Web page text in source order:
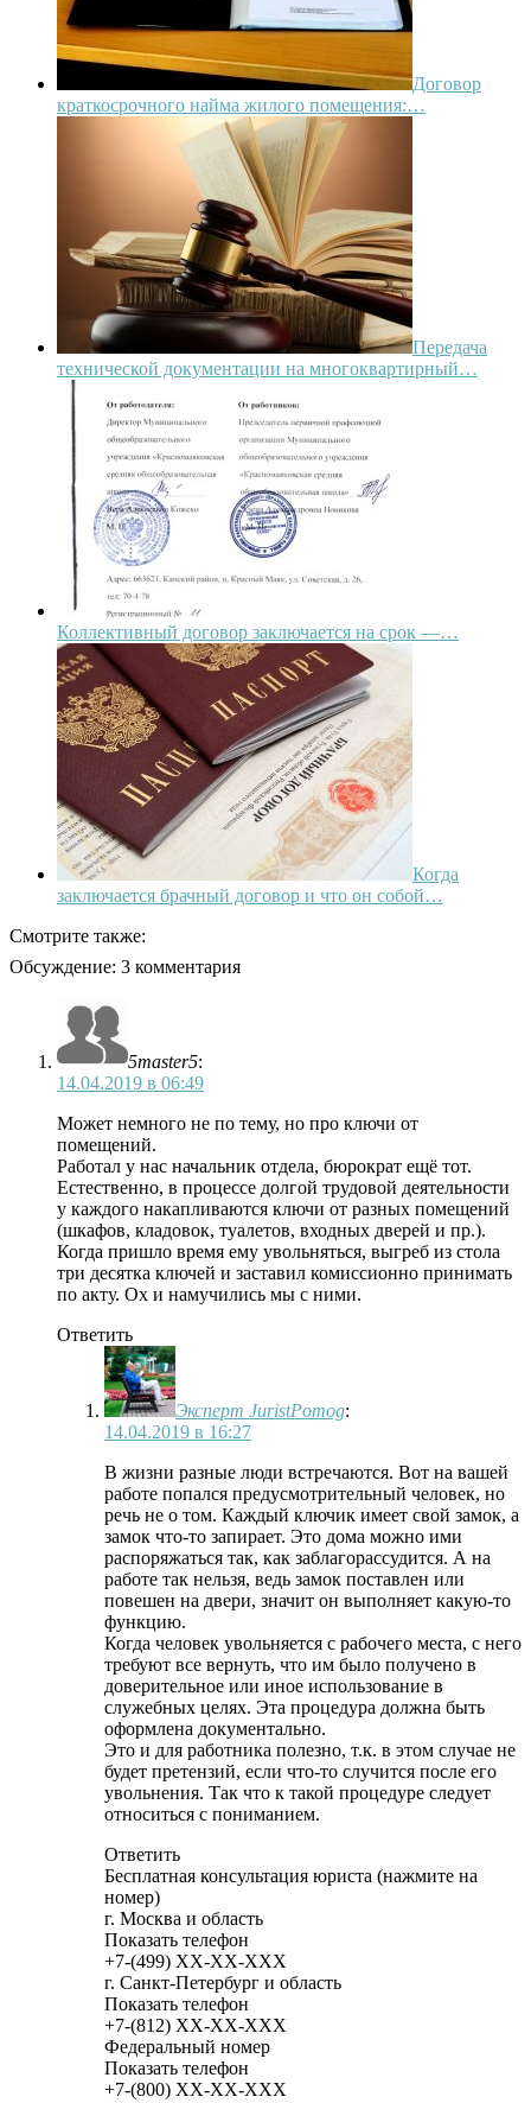
Договор
краткосрочного найма жилого помещения:…
Передача
технической документации на многоквартирный…
Коллективный договор заключается на срок —…
Когда
заключается брачный договор и что он собой…
Смотрите также:
Обсуждение: 3 комментария
5master5:
14.04.2019 в 06:49
Может немного не по тему, но про ключи от
помещений.
Работал у нас начальник отдела, бюрократ ещё тот.
Естественно, в процессе долгой трудовой деятельности
у каждого накапливаются ключи от разных помещений
(шкафов, кладовок, туалетов, входных дверей и пр.).
Когда пришло время ему увольняться, выгреб из стола
три десятка ключей и заставил комиссионно принимать
по акту. Ох и намучились мы с ними.
Ответить
Эксперт JuristPomog:
14.04.2019 в 16:27
В жизни разные люди встречаются. Вот на вашей
работе попался предусмотрительный человек, но
речь не о том. Каждый ключик имеет свой замок, а
замок что-то запирает. Это дома можно ими
распоряжаться так, как заблагорассудится. А на
работе так нельзя, ведь замок поставлен или
повешен на двери, значит он выполняет какую-то
функцию.
Когда человек увольняется с рабочего места, с него
требуют все вернуть, что им было получено в
доверительное или иное использование в
служебных целях. Эта процедура должна быть
оформлена документально.
Это и для работника полезно, т.к. в этом случае не
будет претензий, если что-то случится после его
увольнения. Так что к такой процедуре следует
относиться с пониманием.
Ответить
Бесплатная консультация юриста (нажмите на
номер)
г. Москва и область
Показать телефон
+7-(499) XX-XX-XXX
г. Санкт-Петербург и область
Показать телефон
+7-(812) XX-XX-XXX
Федеральный номер
Показать телефон
+7-(800) XX-XX-XXX